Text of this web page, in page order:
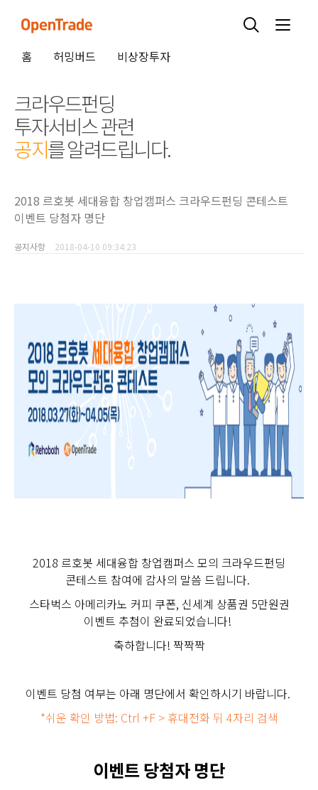
홈 허밍버드 비상장투자
크라우드펀딩
투자서비스 관련
공지를 알려드립니다.
2018 르호봇 세대융합 창업캠퍼스 크라우드펀딩 콘테스트
이벤트 당첨자 명단
공지사항 2018-04-10 09:34:23
2018 르호봇 세대융합 창업캠퍼스 모의 크라우드펀딩
콘테스트 참여에 감사의 말씀 드립니다.
스타벅스 아메리카노 커피 쿠폰, 신세계 상품권 5만원권
이벤트 추첨이 완료되었습니다!
축하합니다! 짝짝짝
이벤트 당첨 여부는 아래 명단에서 확인하시기 바랍니다.
*쉬운 확인 방법: Ctrl +F > 휴대전화 뒤 4자리 검색
이벤트 당첨자 명단